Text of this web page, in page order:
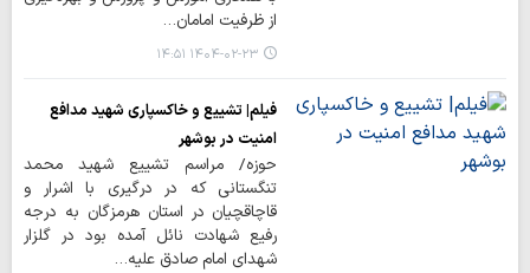
از ظرفیت امامان…
۱۴۰۴-۰۲-۲۳ ۱۴:۵۱
فیلم| تشییع و خاکسپاری شهید مدافع
امنیت در بوشهر
حوزه/ مراسم تشییع شهید محمد
تنگستانی که در درگیری با اشرار و
قاچاقچیان در استان هرمزگان به درجه
رفیع شهادت نائل آمده بود در گلزار
شهدای امام صادق علیه…